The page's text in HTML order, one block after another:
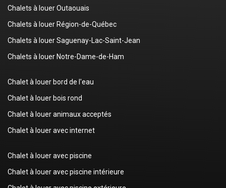
Chalets à louer Outaouais
Chalets à louer Région-de-Québec
Chalets à louer Saguenay-Lac-Saint-Jean
Chalets à louer Notre-Dame-de-Ham
Chalet à louer bord de l'eau
Chalet à louer bois rond
Chalet à louer animaux acceptés
Chalet à louer avec internet
Chalet à louer avec piscine
Chalet à louer avec piscine intérieure